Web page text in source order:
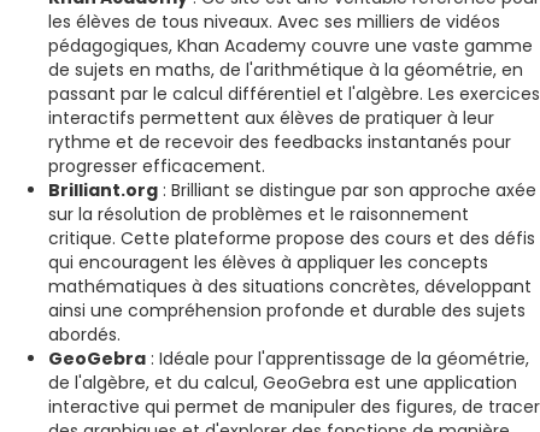
les élèves de tous niveaux. Avec ses milliers de vidéos
pédagogiques, Khan Academy couvre une vaste gamme
de sujets en maths, de l'arithmétique à la géométrie, en
passant par le calcul différentiel et l'algèbre. Les exercices
interactifs permettent aux élèves de pratiquer à leur
rythme et de recevoir des feedbacks instantanés pour
progresser efficacement.
Brilliant.org : Brilliant se distingue par son approche axée
sur la résolution de problèmes et le raisonnement
critique. Cette plateforme propose des cours et des défis
qui encouragent les élèves à appliquer les concepts
mathématiques à des situations concrètes, développant
ainsi une compréhension profonde et durable des sujets
abordés.
GeoGebra : Idéale pour l'apprentissage de la géométrie,
de l'algèbre, et du calcul, GeoGebra est une application
interactive qui permet de manipuler des figures, de tracer